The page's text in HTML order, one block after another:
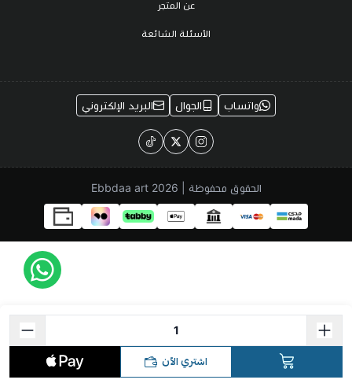
اشتري الآن
عن المتجر
الأسئلة الشائعة
واتساب الجوال البريد الإلكتروني
الحقوق محفوظة | 2026 Ebbdaa art